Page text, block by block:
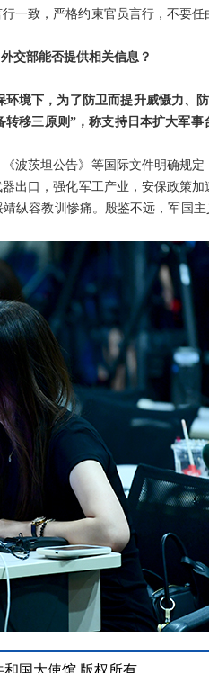
一致，严格约束官员言行，不要
交部能否提供相关信息？
境下，为了防卫而提升威慑力、
移三原则”，称支持日本扩大军
波茨坦公告》等国际文件明确规
出口，强化军工产业，安保政策
纵容教训惨痛。殷鉴不远，军国
国大使馆 版权所有